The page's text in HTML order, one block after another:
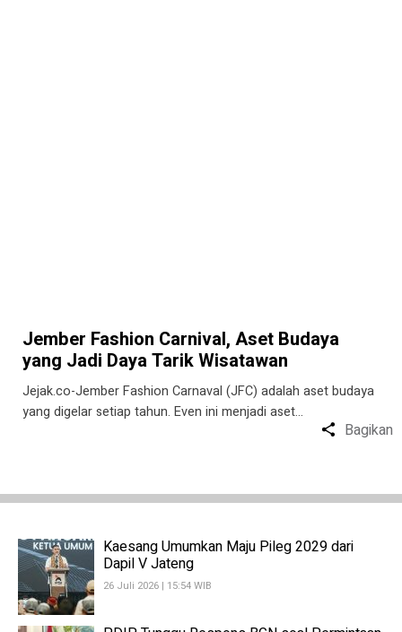
Kaesang Umumkan Maju Pileg 2029 dari
Dapil V Jateng
26 Juli 2026 | 15:54 WIB
Jember Fashion Carnival, Aset Budaya
yang Jadi Daya Tarik Wisatawan
Jejak.co-Jember Fashion Carnaval (JFC) adalah aset budaya
yang digelar setiap tahun. Even ini menjadi aset…
Bagikan